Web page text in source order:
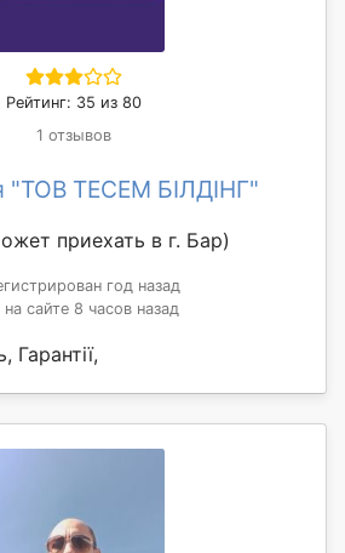
Рейтинг: 35 из 80
1 отзывов
"ТОВ ТЕСЕМ БІЛДІНГ"
приехать в г. Бар)
год назад
сайте 8 часов назад
Гарантії,